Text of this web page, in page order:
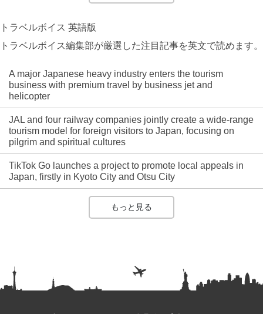
トラベルボイス 英語版
トラベルボイス編集部が厳選した注目記事を英文で読めます。
A major Japanese heavy industry enters the tourism
business with premium travel by business jet and
helicopter
JAL and four railway companies jointly create a wide-range
tourism model for foreign visitors to Japan, focusing on
pilgrim and spiritual cultures
TikTok Go launches a project to promote local appeals in
Japan, firstly in Kyoto City and Otsu City
もっと見る